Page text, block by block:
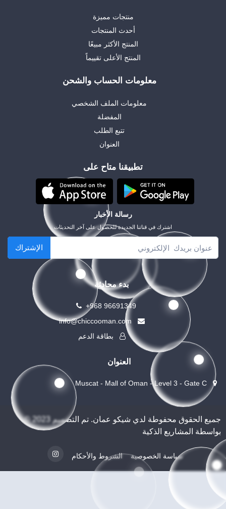
منتجات مميزة
أحدث المنتجات
المنتج الأكثر مبيعًا
المنتج الأعلى تقييماً
معلومات الحساب والشحن
معلومات الملف الشخصي
المفضلة
تتبع الطلب
العنوان
تطبيقنا متاح على
رسالة الأخبار
اشترك في قناتنا الجديدة للحصول على آخر التحديثات
الإشتراك
بدء محادثة
+968 96691349
بطاقة الدعم
العنوان
© 2023 جميع الحقوق محفوطة لدي شيكو عمان. تم التصميم
بواسطة المشاريع الذكية
الشروط والأحكام سياسة الخصوصية